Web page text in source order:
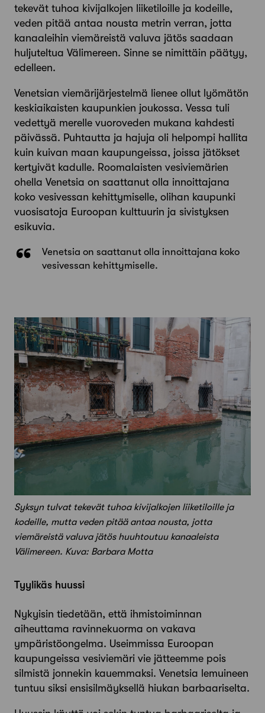
tekevät tuhoa kivijalkojen liiketiloille ja kodeille,
veden pitää antaa nousta metrin verran, jotta
kanaaleihin viemäreistä valuva jätös saadaan
huljuteltua Välimereen. Sinne se nimittäin päätyy,
edelleen.
Venetsian viemärijärjestelmä lienee ollut lyömätön
keskiaikaisten kaupunkien joukossa. Vessa tuli
vedettyä merelle vuoroveden mukana kahdesti
päivässä. Puhtautta ja hajuja oli helpompi hallita
kuin kuivan maan kaupungeissa, joissa jätökset
kertyivät kadulle. Roomalaisten vesiviemärien
ohella Venetsia on saattanut olla innoittajana
koko vesivessan kehittymiselle, olihan kaupunki
vuosisatoja Euroopan kulttuurin ja sivistyksen
esikuvia.
Venetsia on saattanut olla innoittajana koko
vesivessan kehittymiselle.
Syksyn tulvat tekevät tuhoa kivijalkojen liiketiloille ja
kodeille, mutta veden pitää antaa nousta, jotta
viemäreistä valuva jätös huuhtoutuu kanaaleista
Välimereen. Kuva: Barbara Motta
Tyylikäs huussi
Nykyisin tiedetään, että ihmistoiminnan
aiheuttama ravinnekuorma on vakava
ympäristöongelma. Useimmissa Euroopan
kaupungeissa vesiviemäri vie jätteemme pois
silmistä jonnekin kauemmaksi. Venetsia lemuineen
tuntuu siksi ensisilmäyksellä hiukan barbaariselta.